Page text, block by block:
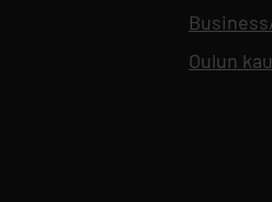
Oulun